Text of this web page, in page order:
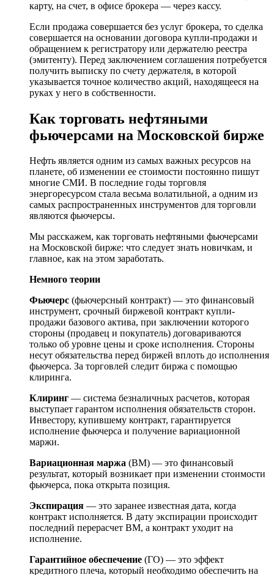
карту, на счет, в офисе брокера — через кассу.
Если продажа совершается без услуг брокера, то сделка
совершается на основании договора купли-продажи и
обращением к регистратору или держателю реестра
(эмитенту). Перед заключением соглашения потребуется
получить выписку по счету держателя, в которой
указывается точное количество акций, находящееся на
руках у него в собственности.
Как торговать нефтяными
фьючерсами на Московской бирже
Нефть является одним из самых важных ресурсов на
планете, об изменении ее стоимости постоянно пишут
многие СМИ. В последние годы торговля
энергоресурсом стала весьма волатильной, а одним из
самых распространенных инструментов для торговли
являются фьючерсы.
Мы расскажем, как торговать нефтяными фьючерсами
на Московской бирже: что следует знать новичкам, и
главное, как на этом заработать.
Немного теории
Фьючерс (фьючерсный контракт) — это финансовый
инструмент, срочный биржевой контракт купли-
продажи базового актива, при заключении которого
стороны (продавец и покупатель) договариваются
только об уровне цены и сроке исполнения. Стороны
несут обязательства перед биржей вплоть до исполнения
фьючерса. За торговлей следит биржа с помощью
клиринга.
Клиринг — система безналичных расчетов, которая
выступает гарантом исполнения обязательств сторон.
Инвестору, купившему контракт, гарантируется
исполнение фьючерса и получение вариационной
маржи.
Вариационная маржа (ВМ) — это финансовый
результат, который возникает при изменении стоимости
фьючерса, пока открыта позиция.
Экспирация — это заранее известная дата, когда
контракт исполняется. В дату экспирации происходит
последний перерасчет ВМ, а контракт уходит на
исполнение.
Гарантийное обеспечение (ГО) — это эффект
кредитного плеча, который необходимо обеспечить на